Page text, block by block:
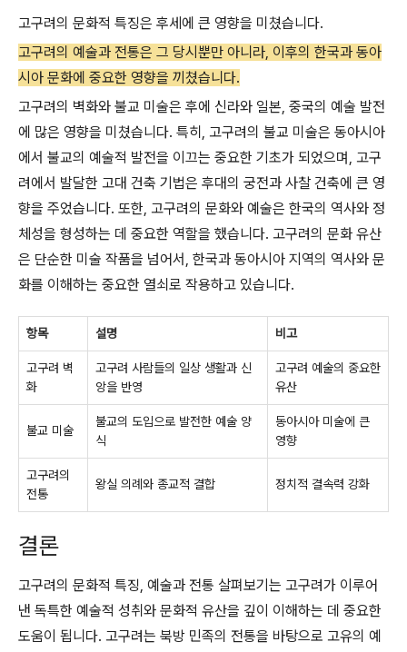
고구려의 문화적 특징은 후세에 큰 영향을 미쳤습니다.
고구려의 예술과 전통은 그 당시뿐만 아니라, 이후의 한국과 동아
시아 문화에 중요한 영향을 끼쳤습니다.
고구려의 벽화와 불교 미술은 후에 신라와 일본, 중국의 예술 발전
에 많은 영향을 미쳤습니다. 특히, 고구려의 불교 미술은 동아시아
에서 불교의 예술적 발전을 이끄는 중요한 기초가 되었으며, 고구
려에서 발달한 고대 건축 기법은 후대의 궁전과 사찰 건축에 큰 영
향을 주었습니다. 또한, 고구려의 문화와 예술은 한국의 역사와 정
체성을 형성하는 데 중요한 역할을 했습니다. 고구려의 문화 유산
은 단순한 미술 작품을 넘어서, 한국과 동아시아 지역의 역사와 문
화를 이해하는 중요한 열쇠로 작용하고 있습니다.
항목 설명 비고
고구려 벽
화
고구려 사람들의 일상 생활과 신
앙을 반영
고구려 예술의 중요한
유산
불교 미술
불교의 도입으로 발전한 예술 양
식
동아시아 미술에 큰
영향
고구려의
전통
왕실 의례와 종교적 결합 정치적 결속력 강화
결론
고구려의 문화적 특징, 예술과 전통 살펴보기는 고구려가 이루어
낸 독특한 예술적 성취와 문화적 유산을 깊이 이해하는 데 중요한
도움이 됩니다. 고구려는 북방 민족의 전통을 바탕으로 고유의 예